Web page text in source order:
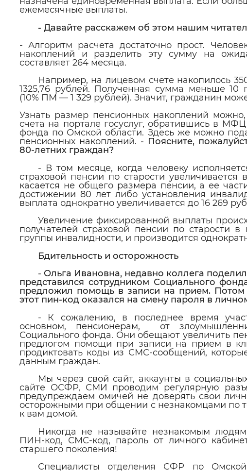
ежемесячные выплаты.
- Давайте расскажем об этом нашим
- Алгоритм расчета достаточно прост.
накоплений и разделить эту сумму на
составляет 264 месяца.
Например, на лицевом счете накопилось
1325,76 рублей. Полученная сумма меньше
(10% ПМ — 1 329 рублей). Значит, гражданин
Узнать размер пенсионных накоплений
счета на портале госуслуг, обратившись в
фонда по Омской области. Здесь же можно
пенсионных накоплений. - Поясните,
80-летних граждан?
- В том месяце, когда человеку
страховой пенсии по старости
касается не общего размера пенсии, а ее
достижении 80 лет либо установления
выплата однократно увеличивается до 16 269
Увеличение фиксированной выплаты
получателей страховой пенсии по старости
группы инвалидности, и производится
Бдительность и осторожность
- Ольга Ивановна, недавно коллега
представился сотрудником Социального
предложил помощь в записи на прием.
этот пин-код оказался на смену пароля в
- К сожалению, в последнее время
основном, пенсионерам, от
Социального фонда. Они обещают увеличить
предлогом помощи при записи на прием в
продиктовать коды из СМС-сообщений,
данным граждан.
Мы через свой сайт, аккаунты в
сайте ОСФР, СМИ проводим регулярную
предупреждаем омичей не доверять свои
осторожными при общении с незнакомцами по
к вам домой.
Никогда не называйте незнакомым
ПИН-код, СМС-код, пароль от личного
старшего поколения!
Специалисты отделения СФР по